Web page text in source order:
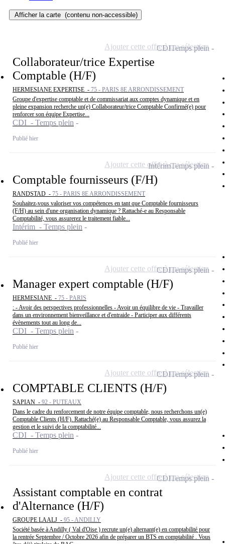
Afficher la carte (contenu non-accessible)
Collaborateur/trice Expertise
Comptable (H/F)
HERMESIANE EXPERTISE - 75 - PARIS 8E ARRONDISSEMENT
Groupe d'expertise comptable et de commissariat aux comptes dynamique et en
pleine expansion recherche un(e) Collaborateur/trice Comptable Confirmé(e) pour
renforcer son équipe Expertise...
CDI - Temps plein
Publié hier
CDITemps plein
Ajouter cette offre à ma sélection
Comptable fournisseurs (F/H)
RANDSTAD - 75 - PARIS 8E ARRONDISSEMENT
Souhaitez-vous valoriser vos compétences en tant que Comptable fournisseurs
(F/H) au sein d'une organisation dynamique ? Rattaché-e au Responsable
Comptabilité, vous assurerez le traitement fiable...
Intérim - Temps plein
Publié hier
IntérimTemps plein
Ajouter cette offre à ma sélection
Manager expert comptable (H/F)
HERMESIANE - 75 - PARIS
: - Avoir des perspectives professionnelles - Avoir un équilibre de vie - Travailler
dans un environnement bienveillance et d'entraide - Participer aux différents
évènements tout au long de...
CDI - Temps plein
Publié hier
CDITemps plein
Ajouter cette offre à ma sélection
COMPTABLE CLIENTS (H/F)
SAPIAN - 92 - PUTEAUX
Dans le cadre du renforcement de notre équipe comptable, nous recherchons un(e)
Comptable Clients (H/F). Rattaché(e) au Responsable Comptable, vous assurez la
gestion et le suivi de la comptabilité...
CDI - Temps plein
Publié hier
CDITemps plein
Ajouter cette offre à ma sélection
Assistant comptable en contrat
d'Alternance (H/F)
GROUPE LAALJ - 95 - ANDILLY
Société basée à Andilly ( Val d'Oise ) recrute un(e) alternant(e) en comptabilité pour
la rentrée Septembre / Octobre 2026 afin de préparer un BTS en comptabilité . Vous
CDITemps plein
Ajouter cette offre à ma sélection